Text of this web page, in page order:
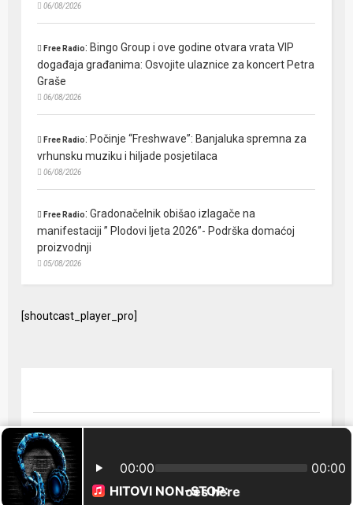
06/08/2026
Free Radio: Bingo Group i ove godine otvara vrata VIP
događaja građanima: Osvojite ulaznice za koncert Petra
Graše
06/08/2026
Free Radio: Počinje “Freshwave”: Banjaluka spremna za
vrhunsku muziku i hiljade posjetilaca
06/08/2026
Free Radio:Gradonačelnik obišao izlagače na
manifestaciji ” Plodovi ljeta 2026”- Podrška domaćoj
proizvodnji
05/08/2026
[shoutcast_player_pro]
© 2024 Free Radio Prijedor. Sva prava zaštićena Designed by